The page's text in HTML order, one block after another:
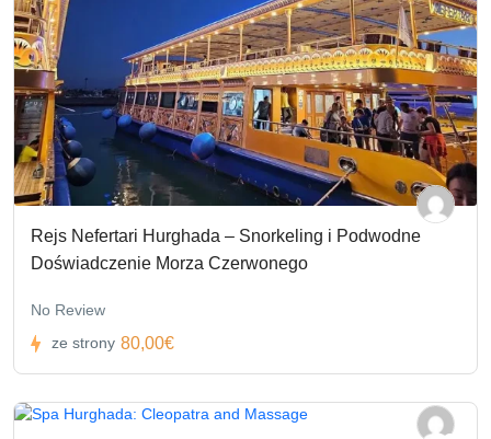
Rejs Nefertari Hurghada – Snorkeling i Podwodne
Doświadczenie Morza Czerwonego
No Review
ze strony 80,00€